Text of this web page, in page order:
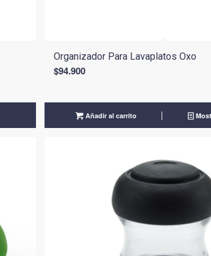
Organizador Para Lavaplatos Oxo
$94.900
Añadir al carrito